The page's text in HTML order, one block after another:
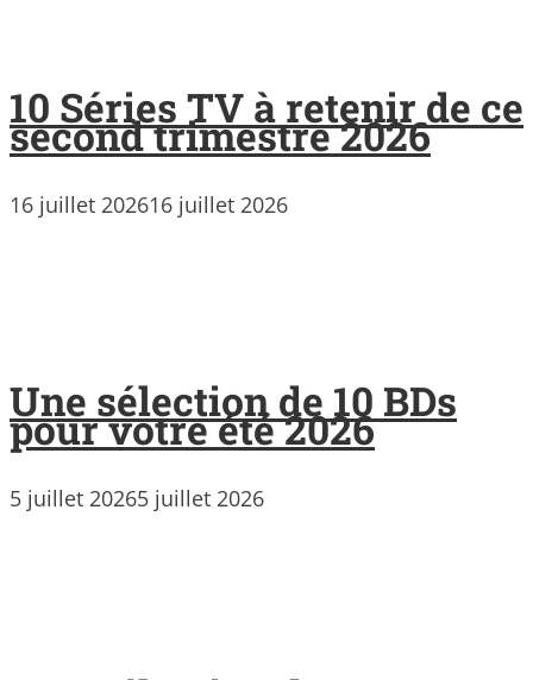
10 Séries TV à retenir de ce
second trimestre 2026
16 juillet 202616 juillet 2026
Une sélection de 10 BDs
pour votre été 2026
5 juillet 20265 juillet 2026